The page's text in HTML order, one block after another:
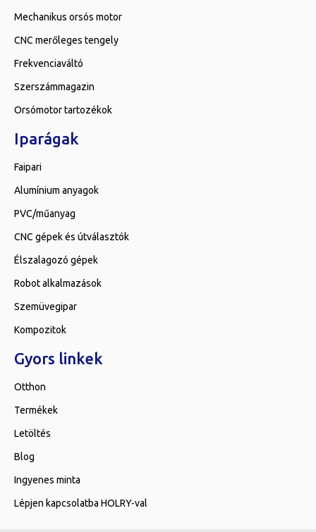
Mechanikus orsós motor
CNC merőleges tengely
Frekvenciaváltó
Szerszámmagazin
Orsómotor tartozékok
Iparágak
Faipari
Alumínium anyagok
PVC/műanyag
CNC gépek és útválasztók
Élszalagozó gépek
Robot alkalmazások
Szemüvegipar
Kompozitok
Gyors linkek
Otthon
Termékek
Letöltés
Blog
Ingyenes minta
Lépjen kapcsolatba HOLRY-val